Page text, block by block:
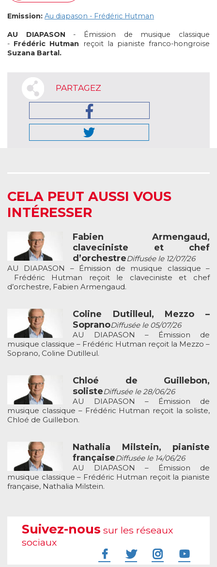
Emission: Au diapason - Frédéric Hutman
AU DIAPASON - Émission de musique classique
- Frédéric Hutman reçoit la pianiste franco-hongroise
Suzana Bartal.
PARTAGEZ
CELA PEUT AUSSI VOUS
INTÉRESSER
Fabien Armengaud,
claveciniste et chef
d’orchestreDiffusée le 12/07/26
AU DIAPASON – Émission de musique classique –
Frédéric Hutman reçoit le claveciniste et chef
d’orchestre, Fabien Armengaud.
Coline Dutilleul, Mezzo –
SopranoDiffusée le 05/07/26
AU DIAPASON – Émission de
musique classique – Frédéric Hutman reçoit la Mezzo –
Soprano, Coline Dutilleul.
Chloé de Guillebon,
solisteDiffusée le 28/06/26
AU DIAPASON – Émission de
musique classique – Frédéric Hutman reçoit la soliste,
Chloé de Guillebon.
Nathalia Milstein, pianiste
françaiseDiffusée le 14/06/26
AU DIAPASON – Émission de
musique classique – Frédéric Hutman reçoit la pianiste
française, Nathalia Milstein.
Suivez-nous sur les réseaux
sociaux